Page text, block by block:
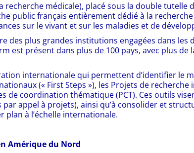
recherche médicale), placé sous la double
public français entièrement dédié à la
sur le vivant et sur les maladies et de
des plus grandes institutions engagées dans les
est présent dans plus de 100 pays, avec plus
internationale qui permettent d’identifier le
(« First Steps »), les Projets de
de coordination thématique (PCT). Ces outils
appel à projets), ainsi qu’à consolider et
plan à l’échelle internationale.
Amérique du Nord